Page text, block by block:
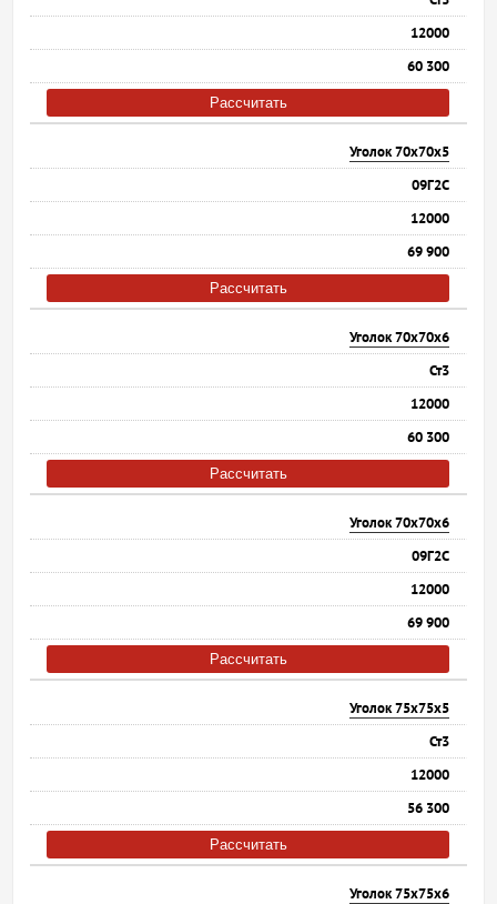
12000
60 300
Рассчитать
Уголок 70х70х5
09Г2С
12000
69 900
Рассчитать
Уголок 70х70х6
Ст3
12000
60 300
Рассчитать
Уголок 70х70х6
09Г2С
12000
69 900
Рассчитать
Уголок 75х75х5
Ст3
12000
56 300
Рассчитать
Уголок 75х75х6